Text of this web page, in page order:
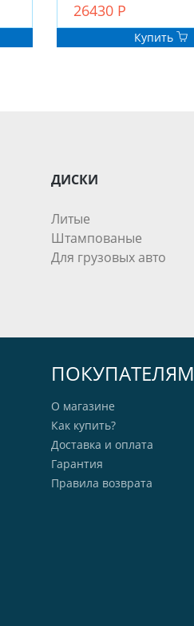
26430 Р
Купить
ДИСКИ
Литые
Штампованые
Для грузовых авто
ПОКУПАТЕЛЯМ
О магазине
Как купить?
Доставка и оплата
Гарантия
Правила возврата